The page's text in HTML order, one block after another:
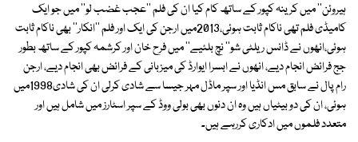
ہیروئن'' میں کرینہ کپور کے ساتھ کام کیا ان کی فلم ''عجب غضب لو'' میں جو ایک
کامیڈی فلم تھی ناکام ثابت ہوئی،2013میں ارجن کی ایک اور فلم ''انکار'' بھی ناکام ثابت
ہوئی،انھوں نے ڈانس ریلٹی شو'' نچ بلئیے'' میں فرح خان اور کرشمہ کپور کے ساتھ بطور
جج فرائض انجام دیے، انھوں نے ابسرا ایوارڈ کی میزبانی کے فرائض بھی انجام دیے، ارجن
رام پال نے سابق مس انڈیا اور سپر ماڈل مہر جیسا سے شادی کرلی ان کی شادی1998میں
ہوئی، ان کی دو بیٹیاں ہیں وہ ان دنوں بھی بولی ووڈ کے سپر اسٹارز میں شامل ہیں اور
متعدد فلموں میں ادکاری کررہے ہیں۔